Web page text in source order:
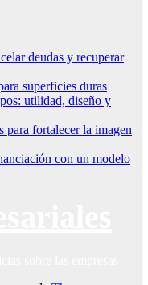
deudas y recuperar
superficies duras
utilidad, diseño y
para fortalecer la imagen
con un modelo